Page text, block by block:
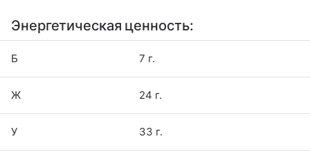
Энергетическая ценность:
Б 7 г.
Ж 24 г.
У 33 г.